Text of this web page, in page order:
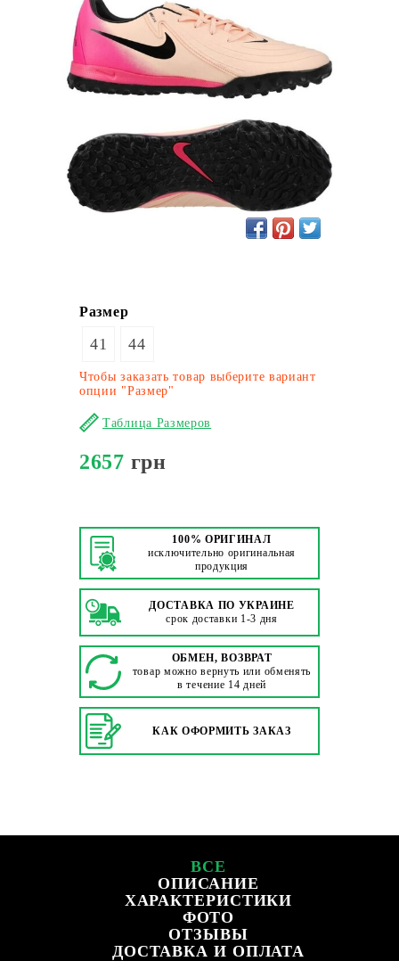
Размер
41 44
Чтобы заказать товар выберите вариант
опции "Размер"
Таблица Размеров
2657 грн
100% ОРИГИНАЛ
исключительно оригинальная
продукция
ДОСТАВКА ПО УКРАИНЕ
срок доставки 1-3 дня
ОБМЕН, ВОЗВРАТ
товар можно вернуть или обменять
в течение 14 дней
КАК ОФОРМИТЬ ЗАКАЗ
ВСЕ
ОПИСАНИЕ
ХАРАКТЕРИСТИКИ
ФОТО
ОТЗЫВЫ
ДОСТАВКА И ОПЛАТА